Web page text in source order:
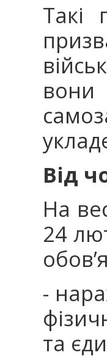
Такі
Від
На
24
-
та